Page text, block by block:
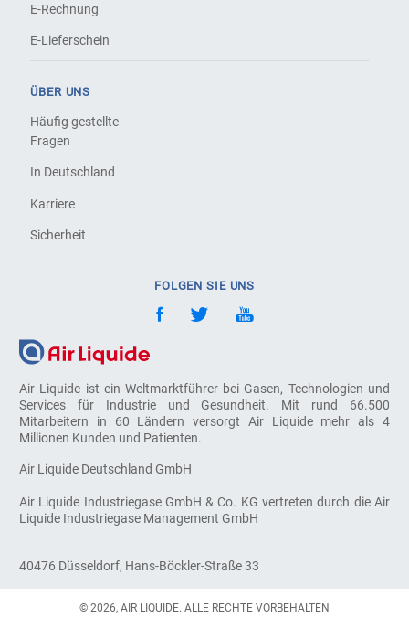
Air Liquide ist ein Weltmarktführer bei Gasen, Technologien und
Services für Industrie und Gesundheit. Mit rund 66.500
Mitarbeitern in 60 Ländern versorgt Air Liquide mehr als 4
Millionen Kunden und Patienten.
Air Liquide Deutschland GmbH
Air Liquide Industriegase GmbH & Co. KG vertreten durch die Air
Liquide Industriegase Management GmbH
40476 Düsseldorf, Hans-Böckler-Straße 33
E-Rechnung
E-Lieferschein
ÜBER UNS
Häufig gestellte
Fragen
In Deutschland
Karriere
Sicherheit
FOLGEN SIE UNS
© 2026, AIR LIQUIDE. ALLE RECHTE VORBEHALTEN